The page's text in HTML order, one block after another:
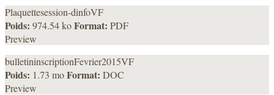
Plaquettesession-dinfoVF
Poids: 974.54 koFormat: PDF
Preview
bulletininscriptionFevrier2015VF
Poids: 1.73 moFormat: DOC
Preview